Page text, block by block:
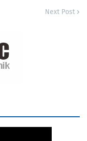
Next Post